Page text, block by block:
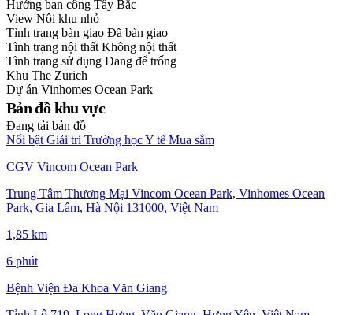
Hướng ban công Tây Bắc
View Nôi khu nhỏ
Tình trạng bàn giao Đã bàn giao
Tình trạng nội thất Không nội thất
Tình trạng sử dụng Đang để trống
Khu The Zurich
Dự án Vinhomes Ocean Park
Bản đồ khu vực
Đang tải bản đồ
Nổi bật Giải trí Trường họcY tế Mua sắm
CGV Vincom Ocean Park
Trung Tâm Thương Mại Vincom Ocean Park, Vinhomes Ocean
Park, Gia Lâm, Hà Nội 131000, Việt Nam
1,85 km
6 phút
Bệnh Viện Đa Khoa Văn Giang